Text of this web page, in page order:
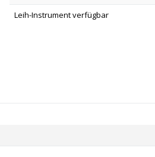
Leih-Instrument verfügbar